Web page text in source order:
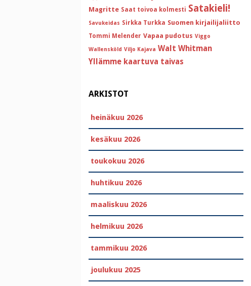
Magritte Saat toivoa kolmesti Satakieli!
Savukeidas Sirkka Turkka Suomen kirjailijaliitto
Tommi Melender Vapaa pudotus Viggo
Wallensköld Viljo Kajava Walt Whitman
Yllämme kaartuva taivas
ARKISTOT
heinäkuu 2026
kesäkuu 2026
toukokuu 2026
huhtikuu 2026
maaliskuu 2026
helmikuu 2026
tammikuu 2026
joulukuu 2025